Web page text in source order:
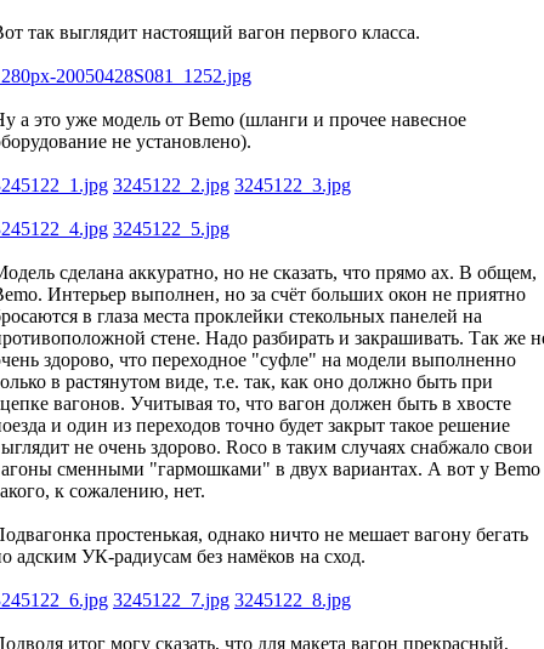
так выглядит настоящий вагон первого класса.
20050428S081_1252.jpg
а это уже модель от Bemo (шланги и прочее навесное
не установлено).
3245122_2.jpg 3245122_3.jpg
3245122_5.jpg
сделана аккуратно, но не сказать, что прямо ах. В общем,
Интерьер выполнен, но за счёт больших окон не приятно
в глаза места проклейки стекольных панелей на
стене. Надо разбирать и закрашивать. Так же
здорово, что переходное "суфле" на модели выполненно
в растянутом виде, т.е. так, как оно должно быть при
вагонов. Учитывая то, что вагон должен быть в хвосте
и один из переходов точно будет закрыт такое решение
не очень здорово. Roco в таким случаях снабжало свои
сменными "гармошками" в двух вариантах. А вот у Bemo
к сожалению, нет.
простенькая, однако ничто не мешает вагону бегать
адским УК-радиусам без намёков на сход.
3245122_7.jpg 3245122_8.jpg
итог могу сказать, что для макета вагон прекрасный,